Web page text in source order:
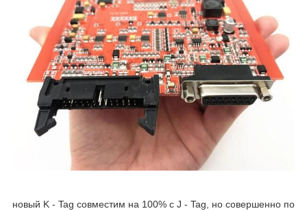
новый K - Tag совместим на 100% с J - Tag, но совершенно по